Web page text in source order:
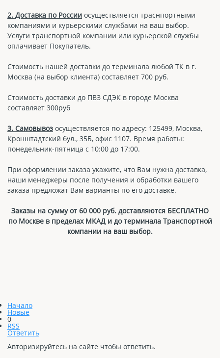
2. Доставка по России осуществляется траснпортными
компаниями и курьерскими службами на ваш выбор.
Услуги транспортной компании или курьерской службы
оплачивает Покупатель.
Стоимость нашей доставки до терминала любой ТК в г.
Москва (на выбор клиента) составляет 700 руб.
Стоимость доставки до ПВЗ СДЭК в городе Москва
составляет 300руб
3. Самовывоз осуществляется по адресу: 125499, Москва,
Кронштадтский бул., 35Б, офис 1107. Время работы:
понедельник-пятница с 10:00 до 17:00.
При оформлении заказа укажите, что Вам нужна доставка,
наши менеджеры после получения и обработки вашего
заказа предложат Вам варианты по его доставке.
Заказы на сумму от 60 000 руб. доставляются БЕСПЛАТНО
по Москве в пределах МКАД и до терминала Транспортной
компании на ваш выбор.
Начало
Новые
0
RSS
Ответить
Авторизируйтесь на сайте чтобы ответить.